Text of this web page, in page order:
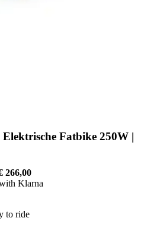
Fatbike 250W |
266,00
Klarna
to ride